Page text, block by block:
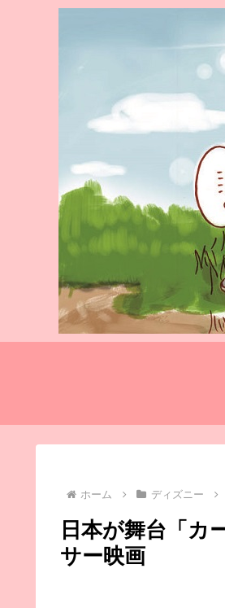
ホーム ディズニー
日本が舞台「カ
サー映画